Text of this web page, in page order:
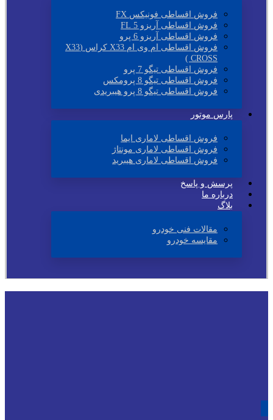
فروش اقساطی فونیکس FX
فروش اقساطی آریزو 5 FL
فروش اقساطی آریزو 6 پرو
فروش اقساطی ام وی ام X33 کراس (X33
CROSS )
فروش اقساطی تیگو 7 پرو
فروش اقساطی تیگو 8 پرومکس
فروش اقساطی تیگو 8 پرو هیبریدی
پارس موتور
فروش اقساطی لاماری ایما
فروش اقساطی لاماری مونتاژ
فروش اقساطی لاماری هیبرید
پرسش و پاسخ
درباره ما
بلاگ
مقالات فنی خودرو
مقایسه خودرو